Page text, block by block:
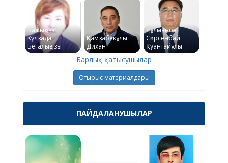
Бажықова
Күлзада
Бегалықызы
Қамзабекұлы
Дихан
Құлманов
Сәрсенбай
Қуантайұлы
Барлық қатысушылар
Отырыс материалдары
ПАЙДАЛАНУШЫЛАР